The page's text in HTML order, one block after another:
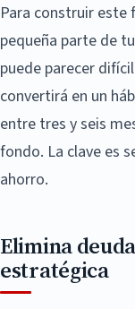
Para construir este
pequeña parte de
puede parecer
convertirá en un
entre tres y seis
fondo. La clave es
ahorro.
Elimina
estratégica